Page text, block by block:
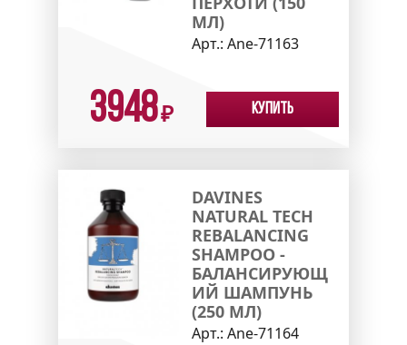
МЛ)
Арт.: Ane-71163
3948₽ Купить
DAVINES
NATURAL TECH
REBALANCING
SHAMPOO -
БАЛАНСИРУЮЩ
ИЙ ШАМПУНЬ
(250 МЛ)
Арт.: Ane-71164